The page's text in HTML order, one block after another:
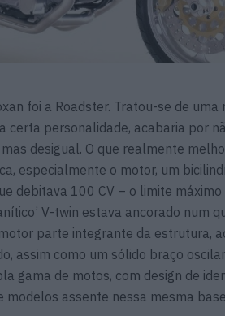
foi a Roadster. Tratou-se de uma
certa personalidade, acabaria por
desigual. O que realmente
especialmente o motor, um
debitava 100 CV – o limite
V-twin estava ancorado num
parte integrante da estrutura,
assim como um sólido braço
gama de motos, com design de
modelos assente nessa mesma